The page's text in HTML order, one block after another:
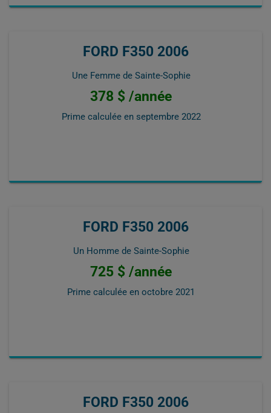
FORD F350 2006
Une Femme de Sainte-Sophie
378 $ /année
Prime calculée en septembre 2022
FORD F350 2006
Un Homme de Sainte-Sophie
725 $ /année
Prime calculée en octobre 2021
FORD F350 2006